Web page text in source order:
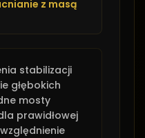
z masą
stabilizacji
głębokich
mosty
prawidłowej